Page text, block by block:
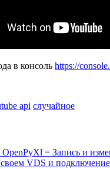
в консоль https://
api случайное
OpenPyXl = Запись и
своем VDS и